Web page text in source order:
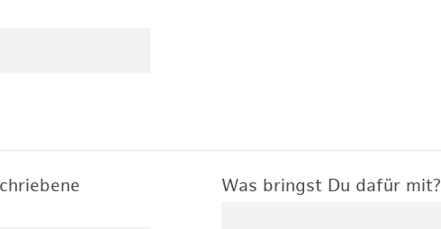
Was bringst Du dafür mit?